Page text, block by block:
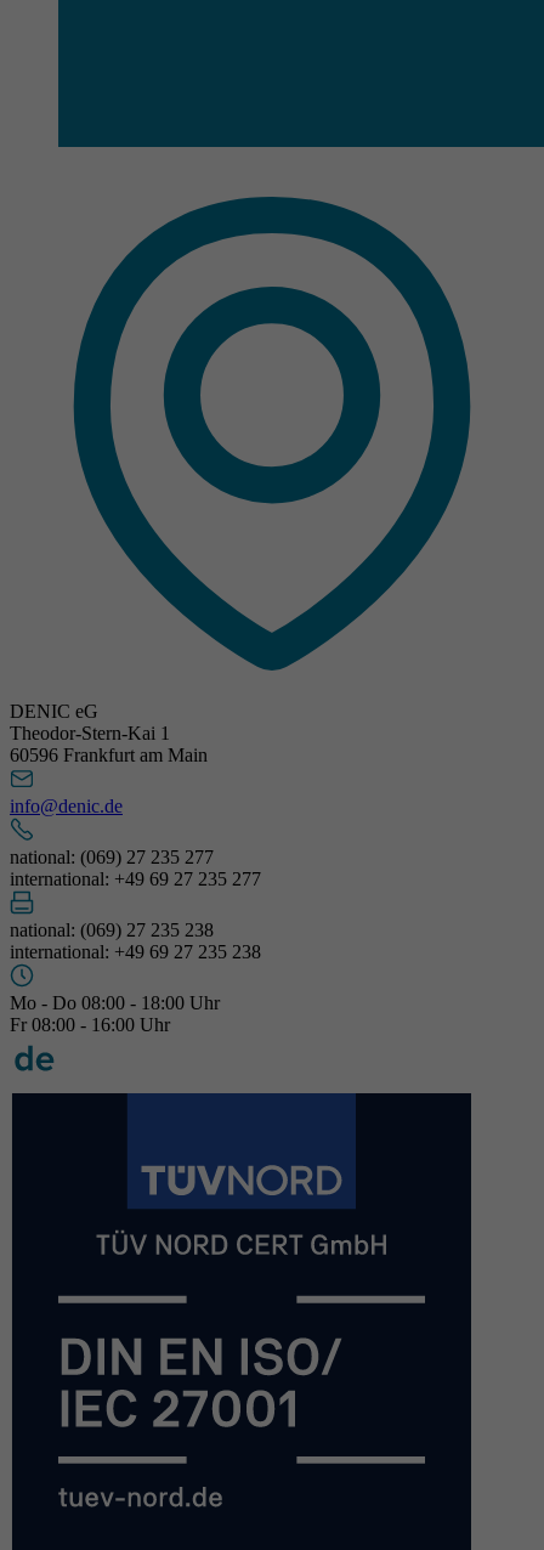
DENIC eG
Theodor-Stern-Kai 1
60596 Frankfurt am Main
info@denic.de
national: (069) 27 235 277
international: +49 69 27 235 277
national: (069) 27 235 238
international: +49 69 27 235 238
Mo - Do 08:00 - 18:00 Uhr
Fr 08:00 - 16:00 Uhr